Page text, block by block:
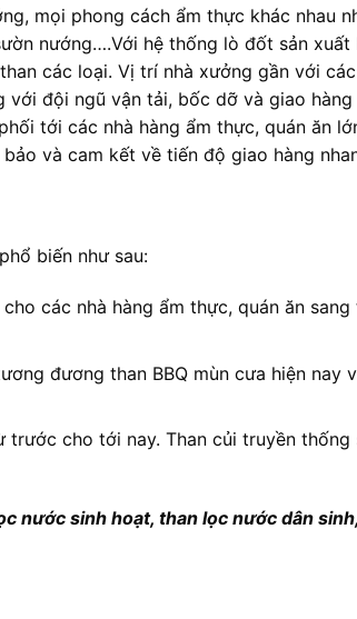
mọi phong cách ẩm thực khác nhau
nướng….Với hệ thống lò đốt sản
các loại. Vị trí nhà xưởng gần với
đội ngũ vận tải, bốc dỡ và giao hàng
tới các nhà hàng ẩm thực, quán ăn
và cam kết về tiến độ giao hàng
biến như sau:
các nhà hàng ẩm thực, quán ăn
đương than BBQ mùn cưa hiện nay
cho tới nay. Than củi truyền thống
nước sinh hoạt, than lọc nước dân